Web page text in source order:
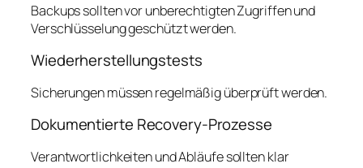
Backups sollten vor unberechtigten Zugriffen und
Verschlüsselung geschützt werden.
Wiederherstellungstests
Sicherungen müssen regelmäßig überprüft werden.
Dokumentierte Recovery-Prozesse
Verantwortlichkeiten und Abläufe sollten klar